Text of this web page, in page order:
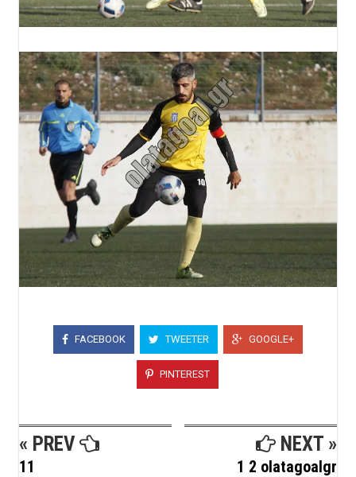
FACEBOOK TWEETER GOOGLE+
PINTEREST
« PREV
11
NEXT »
1 2 olatagoalgr